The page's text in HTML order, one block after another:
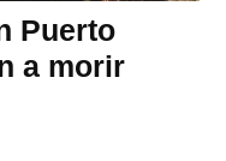
Puerto
a morir